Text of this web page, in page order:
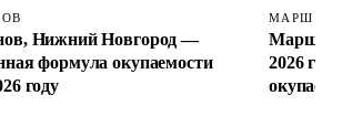
Нижний Новгород —
формула окупаемости
году
МАРШ
Марш
2026